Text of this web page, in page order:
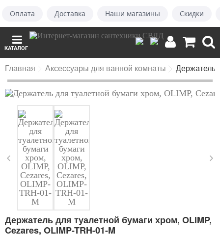
Оплата Доставка Наши магазины Скидки
КАТАЛОГ
Главная Аксессуары для ванной комнаты Держатель
Держатель для туалетной бумаги хром, OLIMP,
Cezares, OLIMP-TRH-01-M